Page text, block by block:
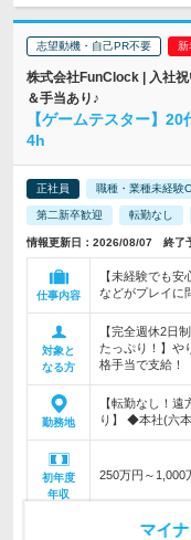
志望動機・自己PR不要
株式会社FunClock | 入社
＆手当あり♪
【ゲームテスター】
4h
正社員 職種・業種未経験
第二新卒歓迎 転勤なし
情報更新日：2026/08/07 終了
仕事内容
【未経験でも
などがプレイに
対象と
なる方
【完全週休2日
たっぷり！】や
格手当で支給
勤務地
【転勤なし！
り】 ◆本社(六
初年度
年収
250万円～1,000
月給25万円～
マイ